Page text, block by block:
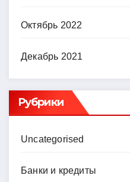
Октябрь 2022
Декабрь 2021
Рубрики
Uncategorised
Банки и кредиты